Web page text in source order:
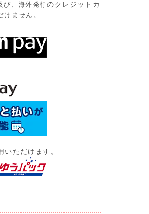
、 海外発行のクレジットカ
けません。
いただけます。